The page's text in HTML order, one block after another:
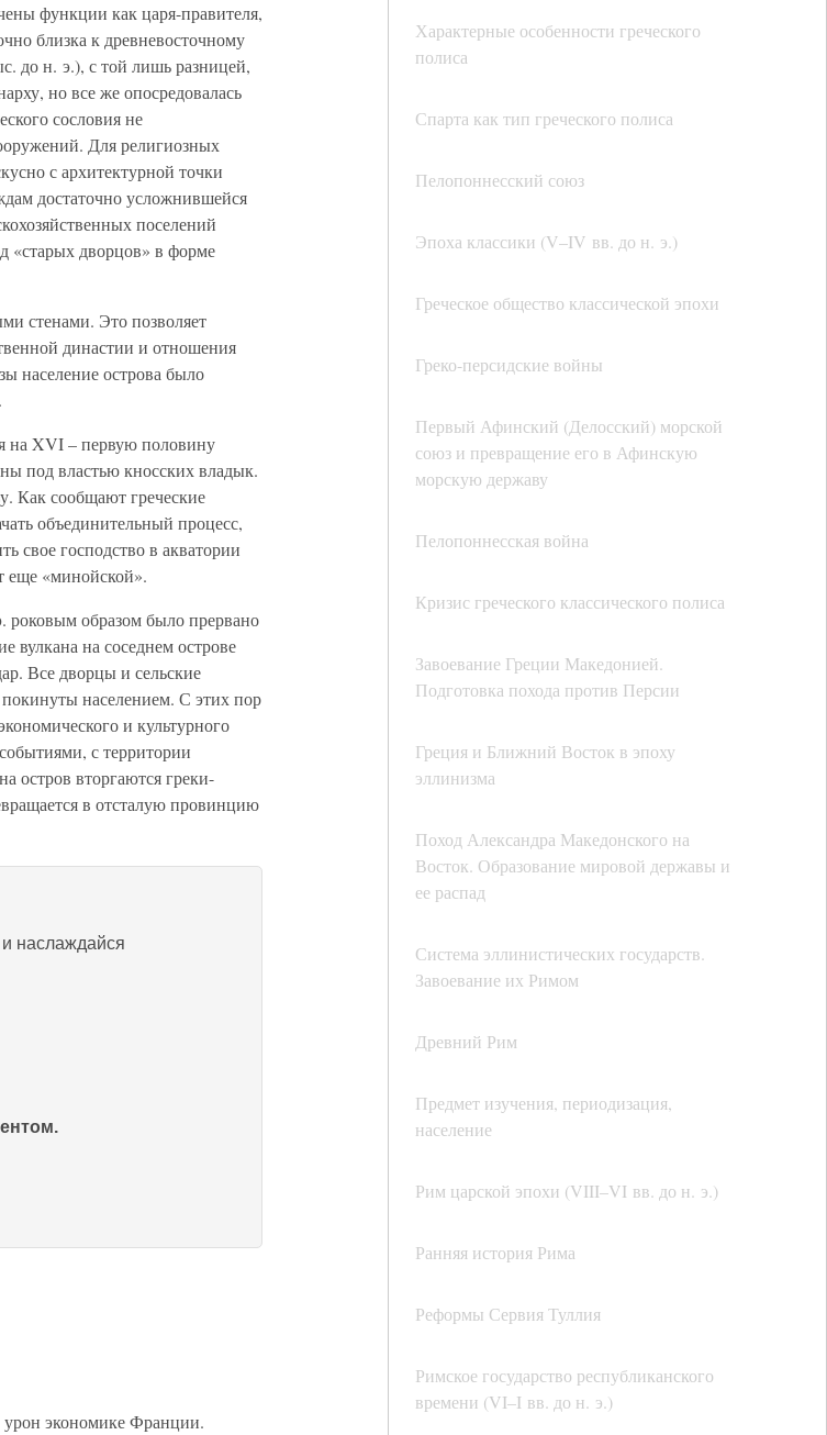
Характерные особенности греческого
полиса
Спарта как тип греческого полиса
Пелопоннесский союз
Эпоха классики (V–IV вв. до н. э.)
Греческое общество классической эпохи
Греко-персидские войны
Первый Афинский (Делосский) морской
союз и превращение его в Афинскую
морскую державу
Пелопоннесская война
Кризис греческого классического полиса
Завоевание Греции Македонией.
Подготовка похода против Персии
Греция и Ближний Восток в эпоху
эллинизма
Поход Александра Македонского на
Восток. Образование мировой державы и
ее распад
Система эллинистических государств.
Завоевание их Римом
Древний Рим
Предмет изучения, периодизация,
население
Рим царской эпохи (VIII–VI вв. до н. э.)
Ранняя история Рима
Реформы Сервия Туллия
Римское государство республиканского
времени (VI–I вв. до н. э.)
функции как царя-правителя,
близка к древневосточному
до н. э.), с той лишь разницей,
но все же опосредовалась
сословия не
Для религиозных
с архитектурной точки
достаточно усложнившейся
поселений
«старых дворцов» в форме
стенами. Это позволяет
династии и отношения
население острова было
на XVI – первую половину
под властью кносских владык.
Как сообщают греческие
объединительный процесс,
свое господство в акватории
еще «минойской».
роковым образом было прервано
вулкана на соседнем острове
Все дворцы и сельские
населением. С этих пор
и культурного
с территории
остров вторгаются греки-
в отсталую провинцию
и наслаждайся
экономике Франции.